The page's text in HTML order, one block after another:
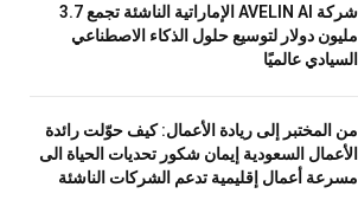
شركة AVELIN AI الإماراتية الناشئة تجمع 3.7
مليون دولار لتوسيع حلول الذكاء الاصطناعي
السيادي عالميًا
من المختبر إلى ريادة الأعمال: كيف حوّلت رائدة
الأعمال السعودية إيمان شكور تحديات الحياة الى
مسرعة أعمال إقليمية تدعم الشركات الناشئة